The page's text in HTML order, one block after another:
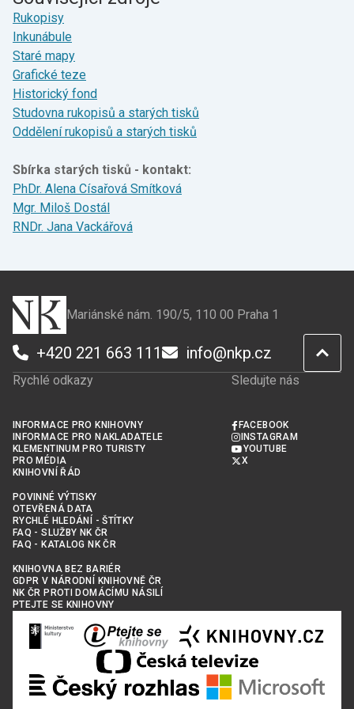
Rukopisy
Inkunábule
Staré mapy
Grafické teze
Historický fond
Studovna rukopisů a starých tisků
Oddělení rukopisů a starých tisků
Sbírka starých tisků - kontakt:
PhDr. Alena Císařová Smítková
Mgr. Miloš Dostál
RNDr. Jana Vackářová
Mariánské nám. 190/5, 110 00 Praha 1
+420 221 663 111 info@nkp.cz
Rychlé odkazy
INFORMACE PRO KNIHOVNY
INFORMACE PRO NAKLADATELE
KLEMENTINUM PRO TURISTY
PRO MÉDIA
KNIHOVNÍ ŘÁD
POVINNÉ VÝTISKY
OTEVŘENÁ DATA
RYCHLÉ HLEDÁNÍ - ŠTÍTKY
FAQ - SLUŽBY NK ČR
FAQ - KATALOG NK ČR
KNIHOVNA BEZ BARIÉR
GDPR V NÁRODNÍ KNIHOVNĚ ČR
NK ČR PROTI DOMÁCÍMU NÁSILÍ
PTEJTE SE KNIHOVNY
Sledujte nás
FACEBOOK
INSTAGRAM
YOUTUBE
X